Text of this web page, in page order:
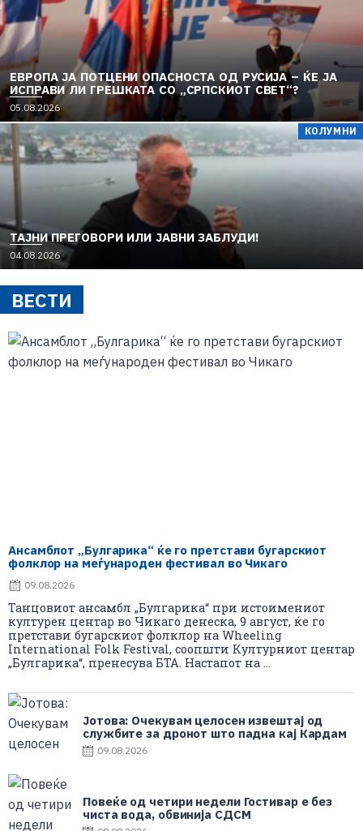
ЕВРОПА ЈА ПОТЦЕНИ ОПАСНОСТА ОД РУСИЈА – ЌЕ ЈА
ИСПРАВИ ЛИ ГРЕШКАТА СО „СРПСКИОТ СВЕТ“?
05.08.2026
КОЛУМНИ
TAЈНИ ПРЕГОВОРИ ИЛИ ЈАВНИ ЗАБЛУДИ!
04.08.2026
ВЕСТИ
Ансамблот „Булгарика“ ќе го претстави бугарскиот
фолклор на меѓународен фестивал во Чикаго
09.08.2026
Танцовиот ансамбл „Булгарика“ при истоимениот
културен центар во Чикаго денеска, 9 август, ќе го
претстави бугарскиот фолклор на Wheeling
International Folk Festival, соопшти Културниот центар
„Булгарика“, пренесува БТА. Настапот на ...
Јотова: Очекувам целосен извештај од
службите за дронот што падна кај Кардам
09.08.2026
Повеќе од четири недели Гостивар е без
чиста вода, обвинија СДСМ